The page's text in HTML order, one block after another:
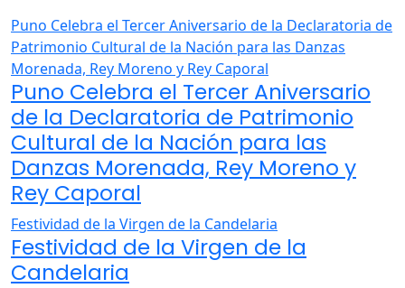
Puno Celebra el Tercer Aniversario de la Declaratoria de
Patrimonio Cultural de la Nación para las Danzas
Morenada, Rey Moreno y Rey Caporal
Puno Celebra el Tercer Aniversario
de la Declaratoria de Patrimonio
Cultural de la Nación para las
Danzas Morenada, Rey Moreno y
Rey Caporal
Festividad de la Virgen de la Candelaria
Festividad de la Virgen de la
Candelaria